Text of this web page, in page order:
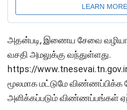
அதன்படி, இணைய சேவை
வசதி அமலுக்கு வந்துள்ளது.
https://
மூலமாக மட்டுமே விண்ணப்பிக்க
அளிக்கப்படும் விண்ணப்பங்கள்